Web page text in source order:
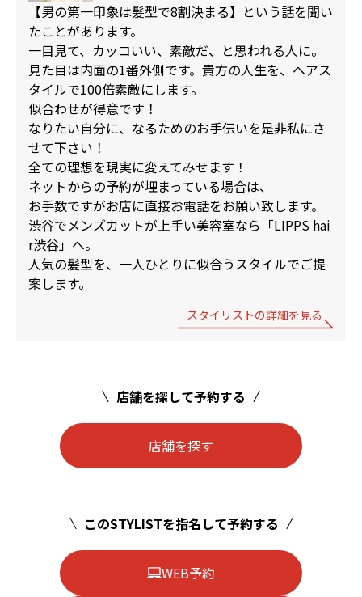
【男の第一印象は髪型で8割決まる】という話を聞い
たことがあります。
一目見て、カッコいい、素敵だ、と思われる人に。
見た目は内面の1番外側です。貴方の人生を、ヘアス
タイルで100倍素敵にします。
似合わせが得意です！
なりたい自分に、なるためのお手伝いを是非私にさ
せて下さい！
全ての理想を現実に変えてみせます！
ネットからの予約が埋まっている場合は、
お手数ですがお店に直接お電話をお願い致します。
渋谷でメンズカットが上手い美容室なら「LIPPS hai
r渋谷」へ。
人気の髪型を、一人ひとりに似合うスタイルでご提
案します。
スタイリストの詳細を見る
店舗を探して予約する
店舗を探す
このSTYLISTを指名して予約する
WEB予約